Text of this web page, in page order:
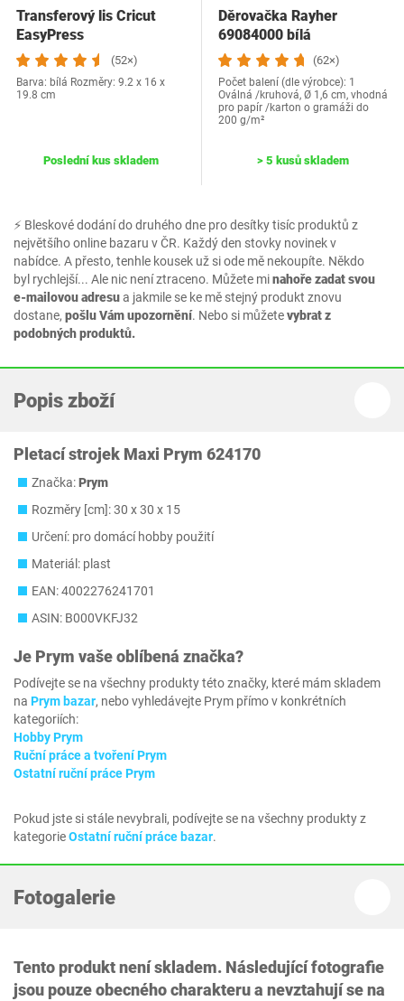
⚡ Bleskové dodání do druhého dne pro desítky tisíc produktů z
největšího online bazaru v ČR. Každý den stovky novinek v
nabídce. A přesto, tenhle kousek už si ode mě nekoupíte. Někdo
byl rychlejší... Ale nic není ztraceno. Můžete minahoře zadat svou
e-mailovou adresua jakmile se ke mě stejný produkt znovu
dostane, pošlu Vám upozornění. Nebo si můžetevybrat z
podobných produktů.
Transferový lis Cricut
EasyPress
(52×)
Barva: bílá Rozměry: 9.2 x 16 x
19.8 cm
Poslední kus skladem
Děrovačka Rayher
69084000 bílá
(62×)
Počet balení (dle výrobce): 1
Oválná /kruhová, Ø 1,6 cm, vhodná
pro papír /karton o gramáži do
200 g/m²
> 5 kusů skladem
Popis zboží
Pletací strojek Maxi Prym 624170
Značka:Prym
Rozměry [cm]: 30 x 30 x 15
Určení: pro domácí hobby použití
Materiál: plast
EAN: 4002276241701
ASIN: B000VKFJ32
Je Prym vaše oblíbená značka?
Podívejte se na všechny produkty této značky, které mám skladem
na Prym bazar, nebo vyhledávejte Prym přímo v konkrétních
kategoriích:
Hobby Prym
Ruční práce a tvoření Prym
Ostatní ruční práce Prym
Pokud jste si stále nevybrali, podívejte se na všechny produkty z
kategorieOstatní ruční práce bazar.
Fotogalerie
Tento produkt není skladem. Následující fotografie
jsou pouze obecného charakteru a nevztahují se na